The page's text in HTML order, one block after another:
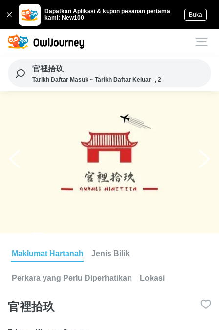
Dapatkan Aplikasi & kupon pesanan pertama
kami: New100
Buka
官裡拾玖
Tarikh Daftar Masuk ~ Tarikh Daftar Keluar , 2
Maklumat Hartanah Jenis Bilik
Perkara yang Perlu Diperhatikan Lokasi
官裡拾玖